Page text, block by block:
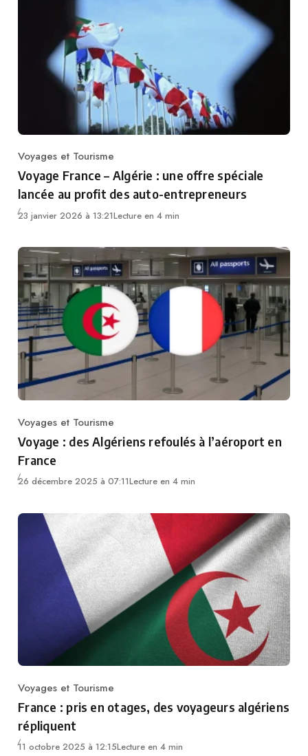
Category
Voyages et Tourisme
Voyage France – Algérie : une offre spéciale
lancée au profit des auto-entrepreneurs
23 janvier 2026 à 13:21Lecture en 4 min
Category
Voyages et Tourisme
Voyage : des Algériens refoulés à l’aéroport en
France
26 décembre 2025 à 07:11Lecture en 4 min
Category
Voyages et Tourisme
France : pris en otages, des voyageurs algériens
répliquent
11 octobre 2025 à 12:15Lecture en 4 min